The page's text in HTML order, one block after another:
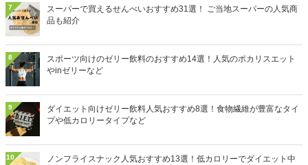
7
スーパーで買えるせんべいおすすめ31選！ ご当地スーパーの人気商
品も紹介
8
スポーツ向けのゼリー飲料のおすすめ14選！人気のポカリスエット
やinゼリーなど
9
ダイエット向けゼリー飲料人気おすすめ8選！食物繊維が豊富なタイ
プや低カロリータイプなど
10
ノンフライスナック人気おすすめ13選！低カロリーでダイエット中